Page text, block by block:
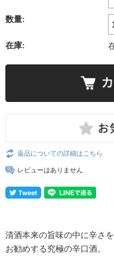
数量:
在庫:
返品についての詳細はこちら
レビューはありません
清酒本来の旨味の中に辛さ
お勧めする究極の辛口酒。